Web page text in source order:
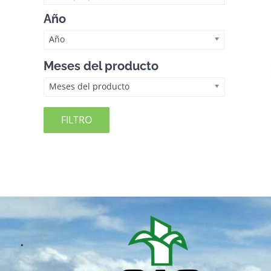
Año
Año
Meses del producto
Meses del producto
FILTRO